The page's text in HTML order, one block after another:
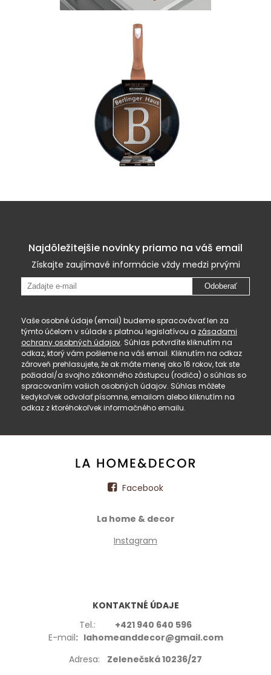
Najdôležitejšie novinky priamo na váš email
Získajte zaujímavé informácie vždy medzi prvými
Odoberať
Vaše osobné údaje (email) budeme spracovávať len za
týmto účelom v súlade s platnou legislatívou a zásadami
ochrany osobných údajov. Súhlas potvrdíte kliknutím na
odkaz, ktorý vám pošleme na váš email. Kliknutím na odkaz
zároveň prehlasujete, že ak máte menej ako 16 rokov, tak ste
požiadal/a svojho zákonného zástupcu (rodiča) o súhlas so
spracovaním vašich osobných údajov. Súhlas môžete
kedykoľvek odvolať písomne, emailom alebo kliknutím na
odkaz z ktoréhokoľvek informačného emailu.
Facebook
La home & decor
Instagram
KONTAKTNÉ ÚDAJE
Tel.: +421 940 640 596
E-mail: lahomeanddecor@gmail.com
Adresa: Zelenečská 10236/27